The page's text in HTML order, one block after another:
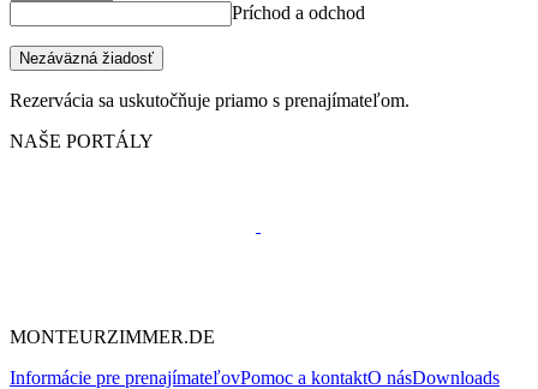
Príchod a odchod
Nezáväzná žiadosť
Rezervácia sa uskutočňuje priamo s prenajímateľom.
NAŠE PORTÁLY
MONTEURZIMMER.DE
Informácie pre prenajímateľovPomoc a kontaktO násDownloads